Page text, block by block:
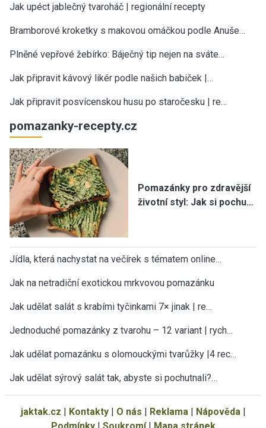
Jak upéct jablečný tvaroháč | regionální recepty
Bramborové kroketky s makovou omáčkou podle Anuše…
Plněné vepřové žebírko: Báječný tip nejen na sváte…
Jak připravit kávový likér podle našich babiček |…
Jak připravit posvícenskou husu po staročesku | re…
pomazanky-recepty.cz
Pomazánky pro zdravější
životní styl: Jak si pochu…
Jídla, která nachystat na večírek s tématem online…
Jak na netradiční exotickou mrkvovou pomazánku
Jak udělat salát s krabími tyčinkami 7× jinak | re…
Jednoduché pomazánky z tvarohu – 12 variant | rych…
Jak udělat pomazánku s olomouckými tvarůžky |4 rec…
Jak udělat sýrový salát tak, abyste si pochutnali?…
jaktak.cz | Kontakty| O nás | Reklama| Nápověda|